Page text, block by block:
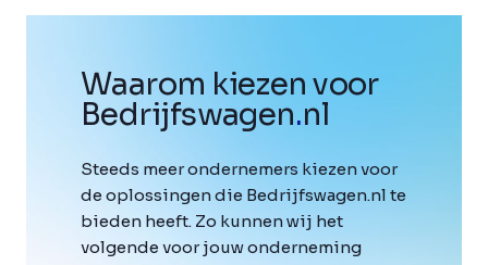
Waarom kiezen voor
Bedrijfswagen.nl
Steeds meer ondernemers kiezen voor
de oplossingen die Bedrijfswagen.nl te
bieden heeft. Zo kunnen wij het
volgende voor jouw onderneming